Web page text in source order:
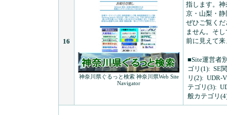
16
神奈川県ぐるっと検索 神奈川県Web Site
Navigator
指します。
京・山梨・
ぜひご覧く
ません。そ
前に見えて来
■Site運営者
ゴリ(1): SE
リ(2): UDR-
テゴリ(3):
般カテゴリ